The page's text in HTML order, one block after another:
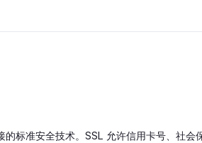
标准安全技术。SSL 允许信用卡号、社会